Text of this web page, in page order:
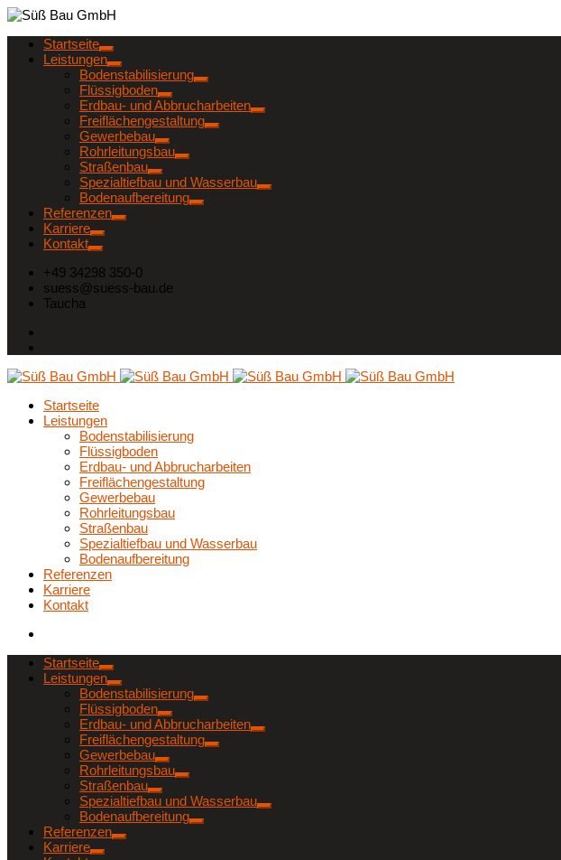
Startseite
Leistungen
Bodenstabilisierung
Flüssigboden
Erdbau- und Abbrucharbeiten
Freiflächengestaltung
Gewerbebau
Rohrleitungsbau
Straßenbau
Spezialtiefbau und Wasserbau
Bodenaufbereitung
Referenzen
Karriere
Kontakt
+49 34298 350-0
suess@suess-bau.de
Taucha
Startseite
Leistungen
Bodenstabilisierung
Flüssigboden
Erdbau- und Abbrucharbeiten
Freiflächengestaltung
Gewerbebau
Rohrleitungsbau
Straßenbau
Spezialtiefbau und Wasserbau
Bodenaufbereitung
Referenzen
Karriere
Kontakt
Startseite
Leistungen
Bodenstabilisierung
Flüssigboden
Erdbau- und Abbrucharbeiten
Freiflächengestaltung
Gewerbebau
Rohrleitungsbau
Straßenbau
Spezialtiefbau und Wasserbau
Bodenaufbereitung
Referenzen
Karriere